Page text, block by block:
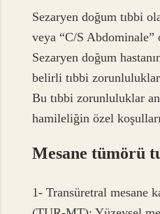
Sezaryen doğum tıbbi
veya “C/S
Sezaryen doğum
belirli tıbbi
Bu tıbbi zorunluluklar
hamileliğin özel
Mesane tümörü
1- Transüretral mesane